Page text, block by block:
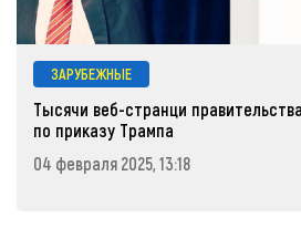
ЗАРУБЕЖНЫЕ
Тысячи веб-странци
по приказу Трампа
04 февраля 2025, 13:18